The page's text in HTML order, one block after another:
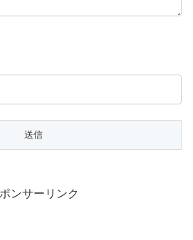
ンサーリンク